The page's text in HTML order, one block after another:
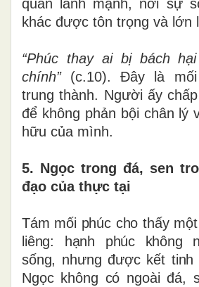
quan lành mạnh, nơi sự
khác được tôn trọng và lớn
“Phúc thay ai bị bách
chính”(c.10). Đây là
trung thành. Người ấy
để không phản bội chân lý
hữu của mình.
5. Ngọc trong đá, sen
đạo của thực tại
Tám mối phúc cho thấy
liêng: hạnh phúc không
sống, nhưng được kết tinh
Ngọc không có ngoài đá,